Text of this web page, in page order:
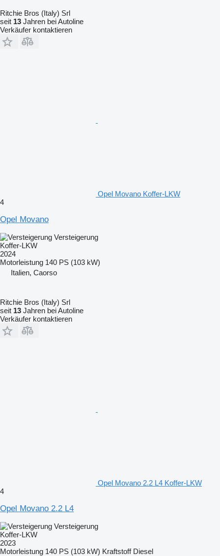
Ritchie Bros (Italy) Srl
seit 13 Jahren bei Autoline
Verkäufer kontaktieren
Opel Movano Koffer-LKW
4
Opel Movano
Versteigerung
Koffer-LKW
2024
Motorleistung 140 PS (103 kW)
Italien, Caorso
Ritchie Bros (Italy) Srl
seit 13 Jahren bei Autoline
Verkäufer kontaktieren
Opel Movano 2.2 L4 Koffer-LKW
4
Opel Movano 2.2 L4
Versteigerung
Koffer-LKW
2023
Motorleistung 140 PS (103 kW) Kraftstoff Diesel